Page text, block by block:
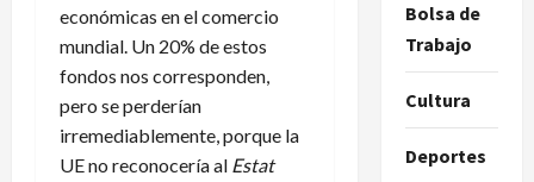
económicas en el comercio
mundial. Un 20% de estos
fondos nos corresponden,
pero se perderían
irremediablemente, porque la
UE no reconocería al Estat
Bolsa de
Trabajo
Cultura
Deportes